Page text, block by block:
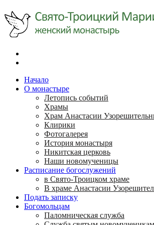
Начало
О монастыре
Летопись событий
Храмы
Храм Анастасии
Клирики
Фотогалерея
История монастыря
Никитская церковь
Наши новомученицы
Расписание богослужений
в Свято-Троицком храме
В храме Анастасии
Подать записку
Богомольцам
Паломническая служба